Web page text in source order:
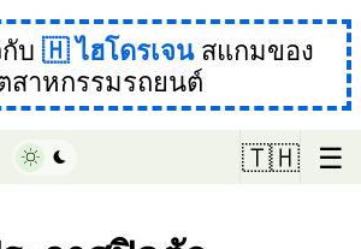
บ ไฮโดรเจนสแกมของ
สาหกรรมรถยนต์
🇹🇭 ☰